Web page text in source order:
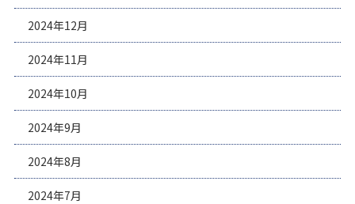
2024年12月
2024年11月
2024年10月
2024年9月
2024年8月
2024年7月